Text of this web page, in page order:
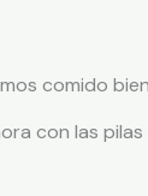
comido
con las